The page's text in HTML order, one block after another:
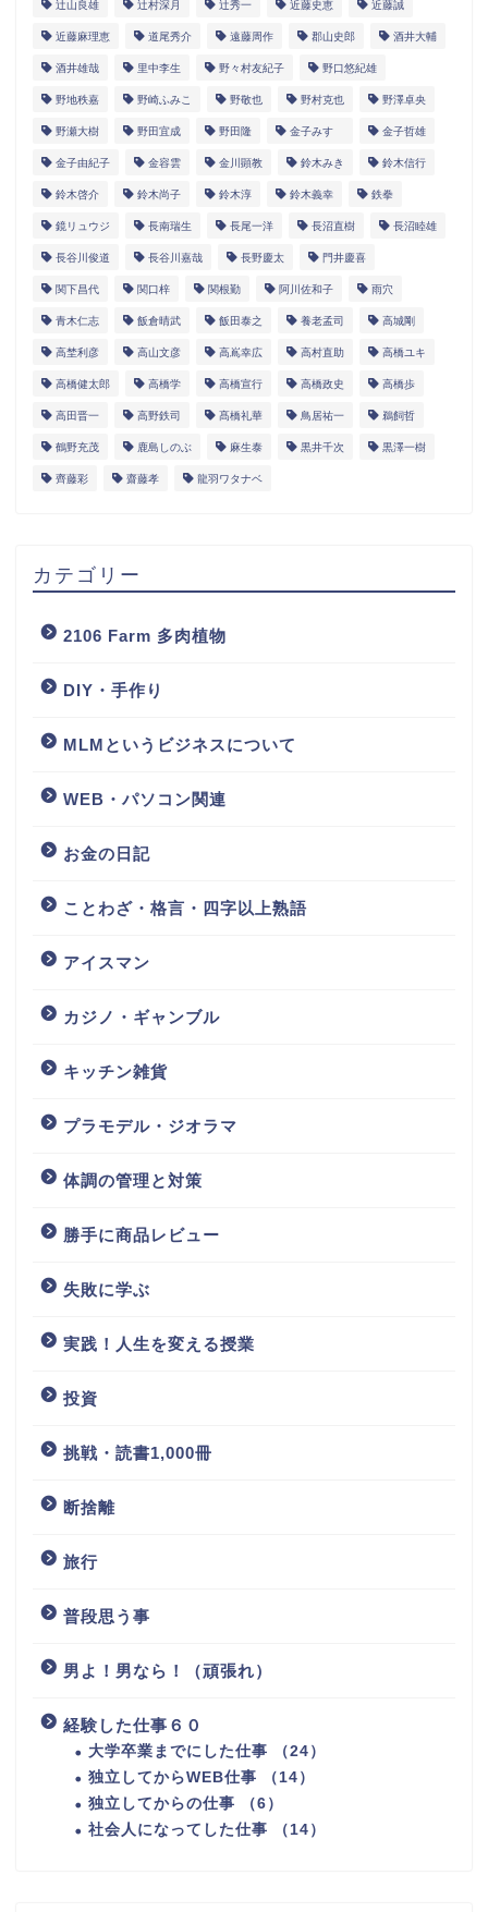
辻山良雄 辻村深月 辻秀一 近藤史恵 近藤誠
近藤麻理恵 道尾秀介 遠藤周作 郡山史郎 酒井大輔
酒井雄哉 里中李生 野々村友紀子 野口悠紀雄
野地秩嘉 野崎ふみこ 野敬也 野村克也 野澤卓央
野瀬大樹 野田宜成 野田隆 金子みすゞ 金子哲雄
金子由紀子 金容雲 金川顕教 鈴木みき 鈴木信行
鈴木啓介 鈴木尚子 鈴木淳 鈴木義幸 鉄拳
鏡リュウジ 長南瑞生 長尾一洋 長沼直樹 長沼睦雄
長谷川俊道 長谷川嘉哉 長野慶太 門井慶喜
関下昌代 関口梓 関根勤 阿川佐和子 雨穴
青木仁志 飯倉晴武 飯田泰之 養老孟司 高城剛
高埜利彦 高山文彦 高嶌幸広 高村直助 高橋ユキ
高橋健太郎 高橋学 高橋宣行 高橋政史 高橋歩
高田晋一 高野鉄司 髙橋礼華 鳥居祐一 鵜飼哲
鶴野充茂 鹿島しのぶ 麻生泰 黒井千次 黒澤一樹
齊藤彩 齋藤孝 龍羽ワタナベ
カテゴリー
2106 Farm 多肉植物
DIY・手作り
MLMというビジネスについて
WEB・パソコン関連
お金の日記
ことわざ・格言・四字以上熟語
アイスマン
カジノ・ギャンブル
キッチン雑貨
プラモデル・ジオラマ
体調の管理と対策
勝手に商品レビュー
失敗に学ぶ
実践！人生を変える授業
投資
挑戦・読書1,000冊
断捨離
旅行
普段思う事
男よ！男なら！（頑張れ）
経験した仕事６０
大学卒業までにした仕事 （24）
独立してからWEB仕事 （14）
独立してからの仕事 （6）
社会人になってした仕事 （14）